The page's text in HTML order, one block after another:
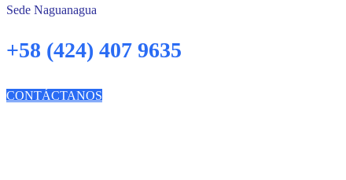
Sede Naguanagua
+58 (424) 407 9635
CONTÁCTANOS